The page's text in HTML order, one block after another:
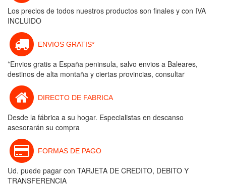
Los precios de todos nuestros productos son finales y con IVA
INCLUIDO
ENVIOS GRATIS*
*Envios gratis a España peninsula, salvo envios a Baleares,
destinos de alta montaña y ciertas provincias, consultar
DIRECTO DE FABRICA
Desde la fábrica a su hogar. Especialistas en descanso
asesorarán su compra
FORMAS DE PAGO
Ud. puede pagar con TARJETA DE CREDITO, DEBITO Y
TRANSFERENCIA